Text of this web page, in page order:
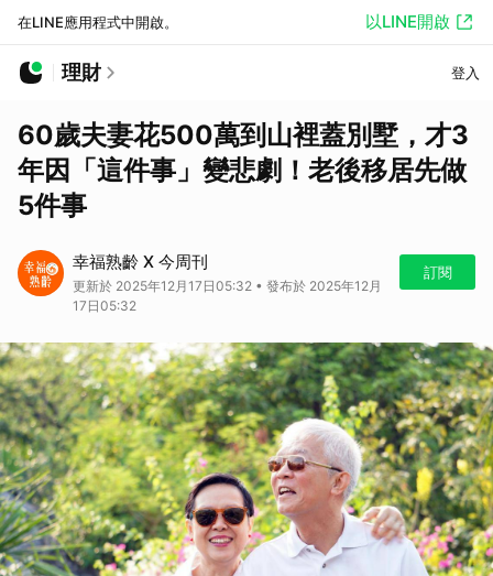
在LINE應用程式中開啟。 以LINE開啟
理財 登入
60歲夫妻花500萬到山裡蓋別墅，才3
年因「這件事」變悲劇！老後移居先做
5件事
幸福熟齡 X 今周刊
更新於 2025年12月17日05:32 • 發布於 2025年12月
17日05:32
訂閱